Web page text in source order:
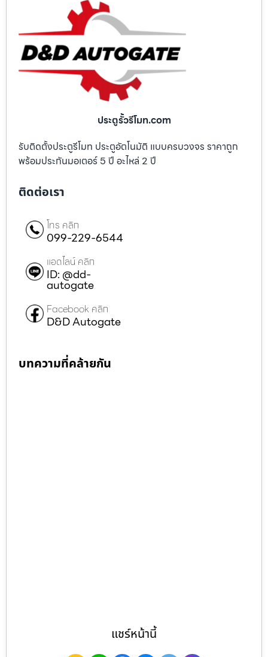
ประตูรั้วรีโมท.com
รับติดตั้งประตูรีโมท ประตูอัตโนมัติ แบบครบวงจร ราคาถูก
พร้อมประกันมอเตอร์ 5 ปี อะไหล่ 2 ปี
ติดต่อเรา
โทร คลิก
099-229-6544
แอดไลน์ คลิก
ID: @dd-
autogate
Facebook คลิก
D&D Autogate
บทความที่คล้ายกัน
แชร์หน้านี้